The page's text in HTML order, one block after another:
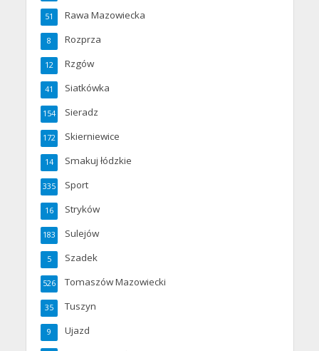
Rawa Mazowiecka
51
Rozprza
8
Rzgów
12
Siatkówka
41
Sieradz
154
Skierniewice
172
Smakuj łódzkie
14
Sport
335
Stryków
16
Sulejów
183
Szadek
5
Tomaszów Mazowiecki
526
Tuszyn
35
Ujazd
9